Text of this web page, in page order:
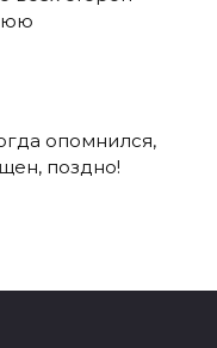
опомнился,
поздно!